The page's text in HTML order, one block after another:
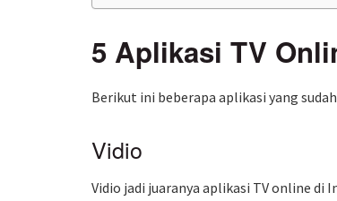
5 Aplikasi TV
Berikut ini beberapa aplikasi yang
Vidio
Vidio jadi juaranya aplikasi TV online di